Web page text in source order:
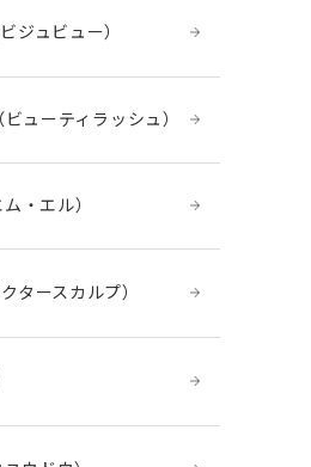
ジュビュー）
ューティラッシュ）
・エル）
タースカルプ）